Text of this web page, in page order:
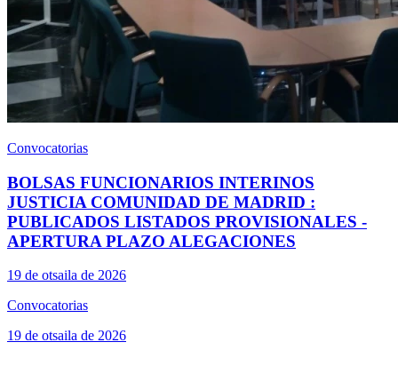
Convocatorias
BOLSAS FUNCIONARIOS INTERINOS
JUSTICIA COMUNIDAD DE MADRID :
PUBLICADOS LISTADOS PROVISIONALES -
APERTURA PLAZO ALEGACIONES
19 de otsaila de 2026
Convocatorias
19 de otsaila de 2026